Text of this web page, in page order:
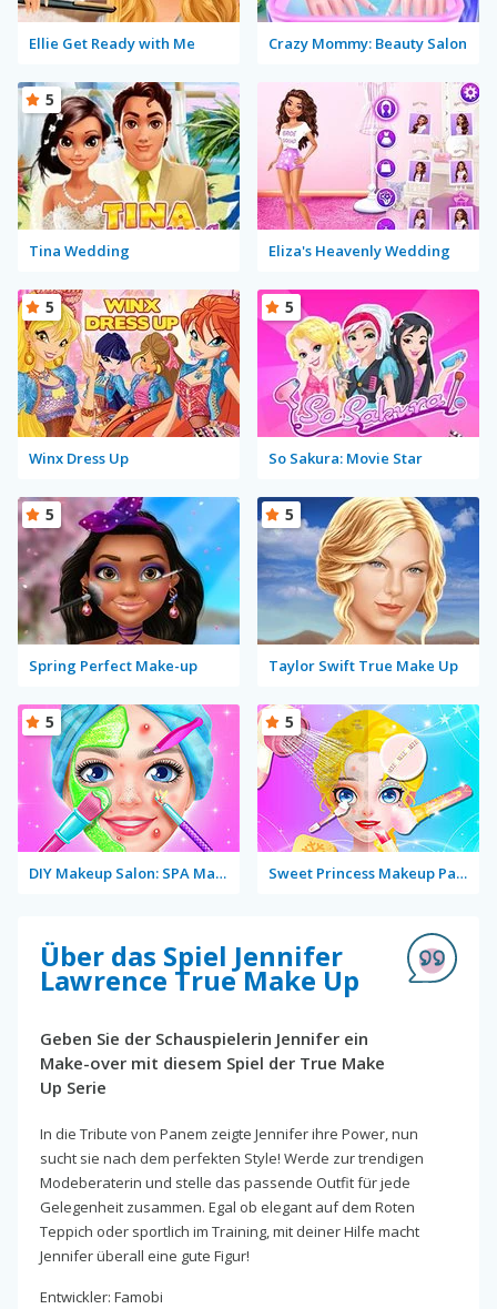
Ellie Get Ready with Me Crazy Mommy: Beauty Salon
Tina Wedding
5
Eliza's Heavenly Wedding
Winx Dress Up
5
So Sakura: Movie Star
5
Spring Perfect Make-up
5
Taylor Swift True Make Up
5
DIY Makeup Salon: SPA Makeover Studio
5
Sweet Princess Makeup Party
5
Über das Spiel Jennifer
Lawrence True Make Up
Geben Sie der Schauspielerin Jennifer ein
Make-over mit diesem Spiel der True Make
Up Serie
In die Tribute von Panem zeigte Jennifer ihre Power, nun
sucht sie nach dem perfekten Style! Werde zur trendigen
Modeberaterin und stelle das passende Outfit für jede
Gelegenheit zusammen. Egal ob elegant auf dem Roten
Teppich oder sportlich im Training, mit deiner Hilfe macht
Jennifer überall eine gute Figur!
Entwickler: Famobi